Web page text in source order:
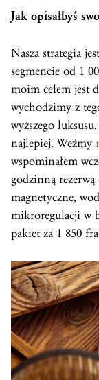
Jak opisałbyś
Nasza strategia
segmencie od 1
moim celem jest
wychodzimy z
wyższego
najlepiej. Weźmy
wspominałem
godzinną
magnetyczne,
mikroregulacji w
pakiet za 1 850